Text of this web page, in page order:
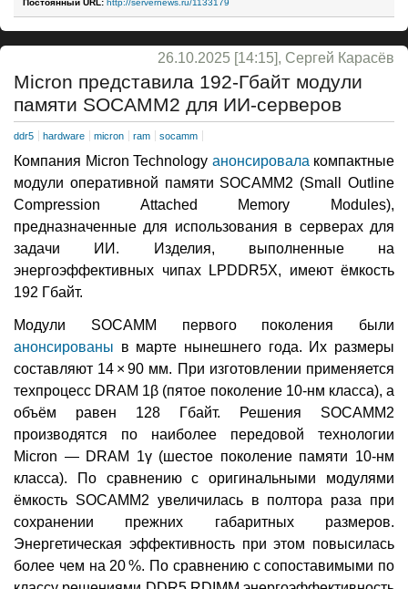
Постоянный URL: http://servernews.ru/1133179
26.10.2025 [14:15], Сергей Карасёв
Micron представила 192-Гбайт модули
памяти SOCAMM2 для ИИ-серверов
ddr5 hardware micron ram socamm
Компания Micron Technology анонсировала компактные
модули оперативной памяти SOCAMM2 (Small Outline
Compression Attached Memory Modules),
предназначенные для использования в серверах для
задачи ИИ. Изделия, выполненные на
энергоэффективных чипах LPDDR5X, имеют ёмкость
192 Гбайт.
Модули SOCAMM первого поколения были
анонсированы в марте нынешнего года. Их размеры
составляют 14 × 90 мм. При изготовлении применяется
техпроцесс DRAM 1β (пятое поколение 10-нм класса), а
объём равен 128 Гбайт. Решения SOCAMM2
производятся по наиболее передовой технологии
Micron — DRAM 1γ (шестое поколение памяти 10-нм
класса). По сравнению с оригинальными модулями
ёмкость SOCAMM2 увеличилась в полтора раза при
сохранении прежних габаритных размеров.
Энергетическая эффективность при этом повысилась
более чем на 20 %. По сравнению с сопоставимыми по